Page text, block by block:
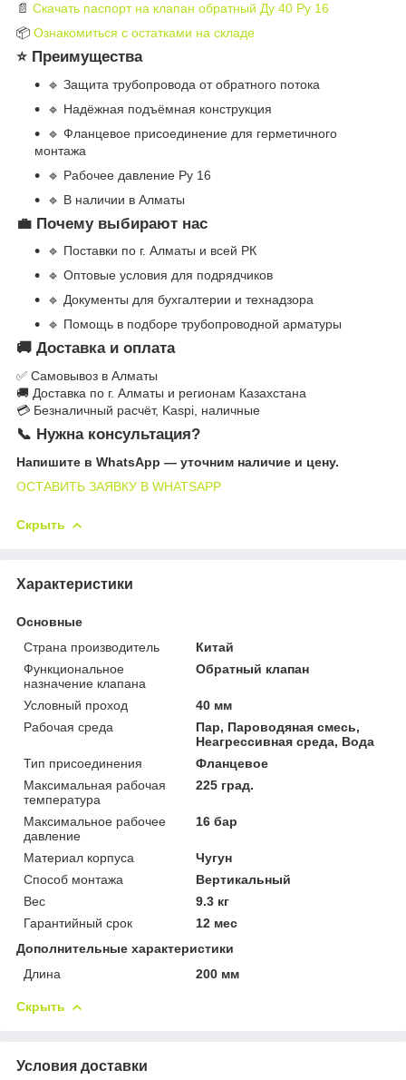
📄 Скачать паспорт на клапан обратный Ду 40 Ру 16
📦 Ознакомиться с остатками на складе
⭐ Преимущества
🔹 Защита трубопровода от обратного потока
🔹 Надёжная подъёмная конструкция
🔹 Фланцевое присоединение для герметичного
монтажа
🔹 Рабочее давление Ру 16
🔹 В наличии в Алматы
💼 Почему выбирают нас
🔹 Поставки по г. Алматы и всей РК
🔹 Оптовые условия для подрядчиков
🔹 Документы для бухгалтерии и технадзора
🔹 Помощь в подборе трубопроводной арматуры
🚚 Доставка и оплата
✅ Самовывоз в Алматы
🚚 Доставка по г. Алматы и регионам Казахстана
💳 Безналичный расчёт, Kaspi, наличные
📞 Нужна консультация?
Напишите в WhatsApp — уточним наличие и цену.
ОСТАВИТЬ ЗАЯВКУ В WHATSAPP
Скрыть
Характеристики
Основные
Страна производитель
Китай
Функциональное
назначение клапана
Обратный клапан
Условный проход
40 мм
Рабочая среда
Пар, Пароводяная смесь,
Неагрессивная среда, Вода
Тип присоединения
Фланцевое
Максимальная рабочая
температура
225 град.
Максимальное рабочее
давление
16 бар
Материал корпуса
Чугун
Способ монтажа
Вертикальный
Вес
9.3 кг
Гарантийный срок
12 мес
Дополнительные характеристики
Длина
200 мм
Скрыть
Условия доставки